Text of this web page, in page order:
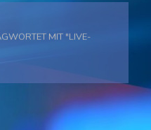
MIT "LIVE-